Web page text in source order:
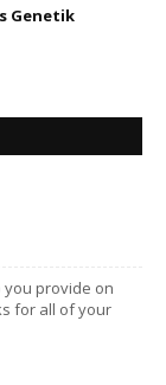
Genetik
you provide on
for all of your